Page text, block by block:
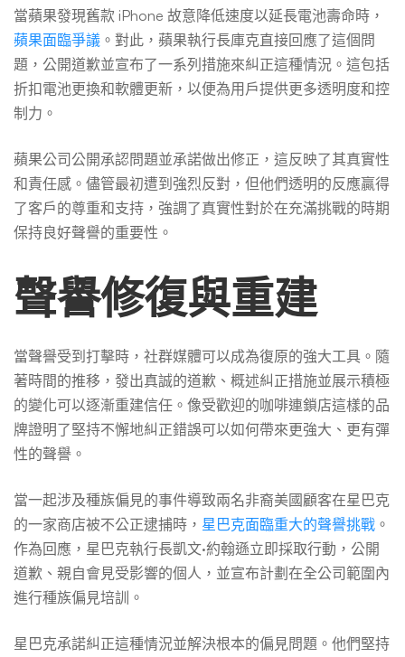
當蘋果發現舊款 iPhone 故意降低速度以延長電池壽命時，
蘋果面臨爭議 。對此，蘋果執行長庫克直接回應了這個問
題，公開道歉並宣布了一系列措施來糾正這種情況。這包括
折扣電池更換和軟體更新，以便為用戶提供更多透明度和控
制力。
蘋果公司公開承認問題並承諾做出修正，這反映了其真實性
和責任感。儘管最初遭到強烈反對，但他們透明的反應贏得
了客戶的尊重和支持，強調了真實性對於在充滿挑戰的時期
保持良好聲譽的重要性。
聲譽修復與重建
當聲譽受到打擊時，社群媒體可以成為復原的強大工具。隨
著時間的推移，發出真誠的道歉、概述糾正措施並展示積極
的變化可以逐漸重建信任。像受歡迎的咖啡連鎖店這樣的品
牌證明了堅持不懈地糾正錯誤可以如何帶來更強大、更有彈
性的聲譽。
當一起涉及種族偏見的事件導致兩名非裔美國顧客在星巴克
的一家商店被不公正逮捕時， 星巴克面臨重大的聲譽挑戰 。
作為回應，星巴克執行長凱文·約翰遜立即採取行動，公開
道歉、親自會見受影響的個人，並宣布計劃在全公司範圍內
進行種族偏見培訓。
星巴克承諾糾正這種情況並解決根本的偏見問題。他們堅持